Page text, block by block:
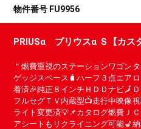
物件番号 FU9956
PRIUSα プリウスα Ｓ【カス
＂燃費重視のステーションワゴン
ゲッジスペース🧳ハーフ３点エア
着済🎉純正８インチＨＤＤナビ🗾
フルセグＴＶ内蔵型📺走行中映像
ライト変更済💡📌カタログ燃費Ｊ
アシートもリクライニング可能💺